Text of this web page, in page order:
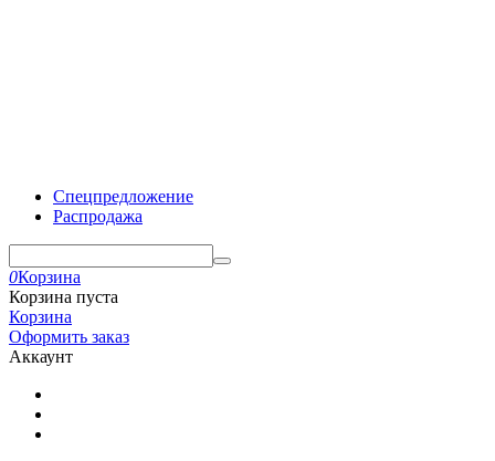
Спецпредложение
Распродажа
0Корзина
Корзина пуста
Корзина
Оформить заказ
Аккаунт